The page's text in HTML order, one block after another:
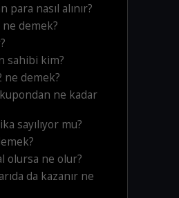
para nasıl alınır?
demek?
sahibi kim?
ne demek?
ne kadar
sayılıyor mu?
olursa ne olur?
da kazanır ne